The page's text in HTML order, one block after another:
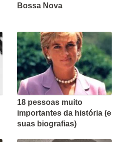
Bossa Nova
18 pessoas muito
importantes da história (e
suas biografias)